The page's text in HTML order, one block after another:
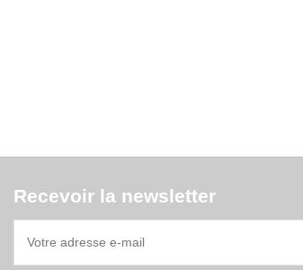
Recevoir la newsletter